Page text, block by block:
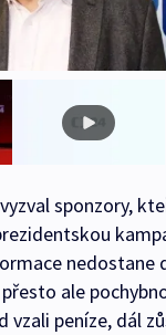
sponzory,
nedostane
ale
vzali peníze, dál